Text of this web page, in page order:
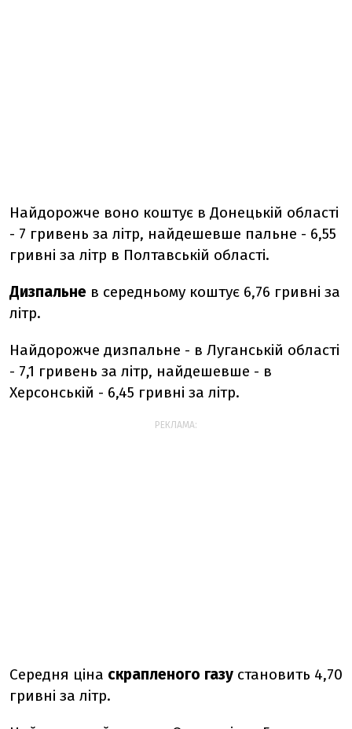
Найдорожче воно коштує в Донецькій області
- 7 гривень за літр, найдешевше пальне - 6,55
гривні за літр в Полтавській області.
Дизпальне в середньому коштує 6,76 гривні за
літр.
Найдорожче дизпальне - в Луганській області
- 7,1 гривень за літр, найдешевше - в
Херсонській - 6,45 гривні за літр.
РЕКЛАМА:
Середня ціна скрапленого газу становить 4,70
гривні за літр.